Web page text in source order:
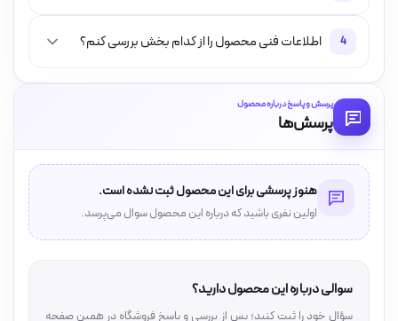
4 اطلاعات فنی محصول را از کدام بخش بررسی کنم؟
پرسش و پاسخ درباره محصول
پرسش‌ها
هنوز پرسشی برای این محصول ثبت نشده است.
اولین نفری باشید که درباره این محصول سوال می‌پرسد.
سوالی درباره این محصول دارید؟
سؤال خود را ثبت کنید؛ پس از بررسی و پاسخ فروشگاه در همین صفحه